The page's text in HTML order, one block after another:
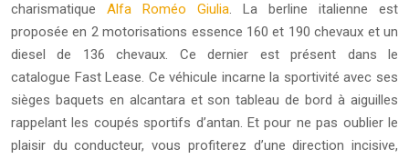
charismatique Alfa Roméo Giulia. La berline italienne est
proposée en 2 motorisations essence 160 et 190 chevaux et un
diesel de 136 chevaux. Ce dernier est présent dans le
catalogue Fast Lease. Ce véhicule incarne la sportivité avec ses
sièges baquets en alcantara et son tableau de bord à aiguilles
rappelant les coupés sportifs d’antan. Et pour ne pas oublier le
plaisir du conducteur, vous profiterez d’une direction incisive,